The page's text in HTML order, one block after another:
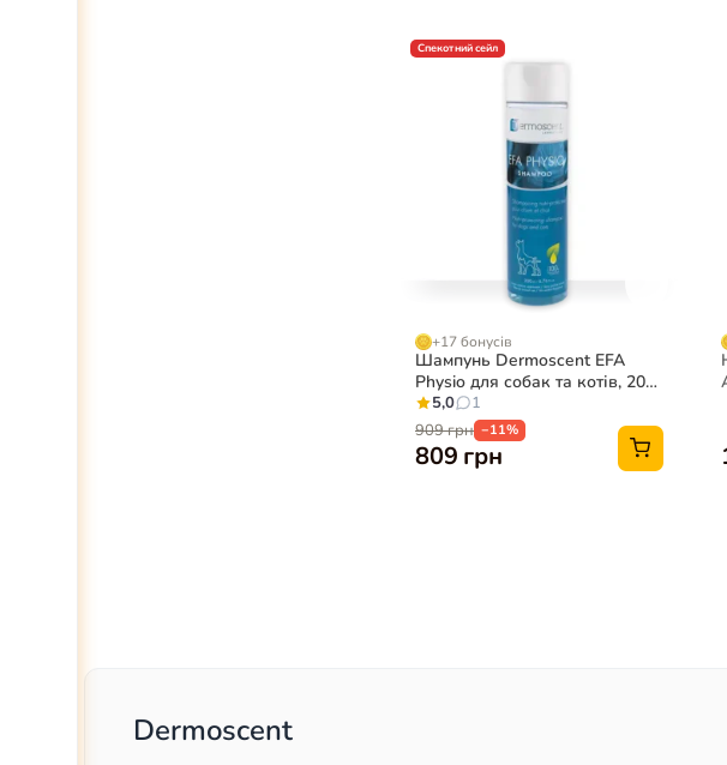
Спекотний сейл
+17 бонусів
Шампунь Dermoscent EFA
Physio для собак та котів, 200
мл5,0
1
909 грн −11%
809 грн
Dermoscent